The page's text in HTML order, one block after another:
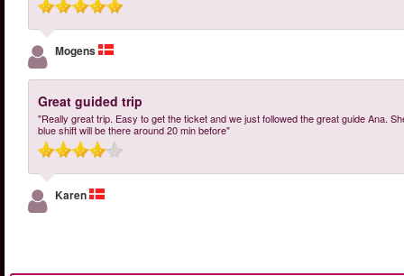
Mogens
Great guided trip
"Really great trip. Easy to get the ticket and we just followed the great guide Ana.
blue shift will be there around 20 min before"
Karen